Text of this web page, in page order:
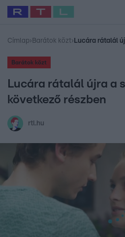
Legfrissebb RTL Híradó
Babits Marcella
Címlap› Barátok közt›
Barátok közt
Lucára rátalál újra a
következő részben
rtl.hu